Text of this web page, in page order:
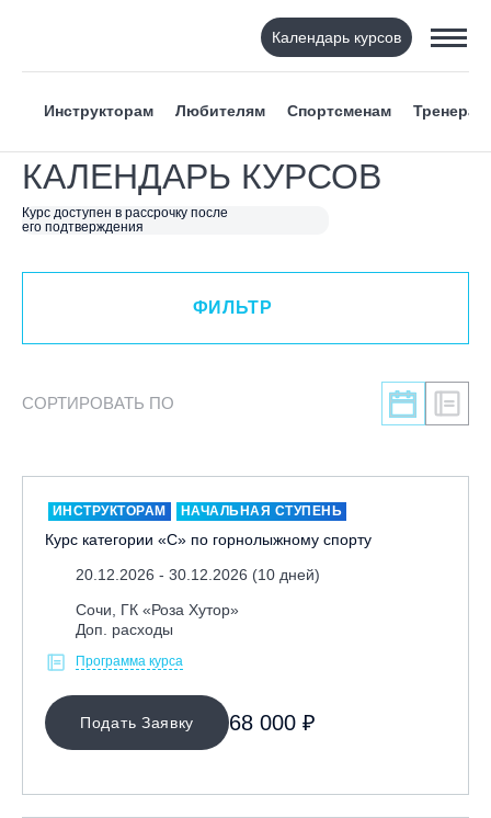
Календарь курсов
Инструкторам Любителям Спортсменам Тренерам
КАЛЕНДАРЬ КУРСОВ
Курс доступен в рассрочку после
его подтверждения
ФИЛЬТР
ВИД СПОРТА
Я ХОЧУ
КАТЕГОРИЯ
ЛЕКТОР
МЕСТО ПРОВЕДЕНИЯ
Байкальск, ГЛЦ «Гора Соболиная»
ФИЛЬТР
СОРТИРОВАТЬ ПО
ИНСТРУКТОРАМ НАЧАЛЬНАЯ СТУПЕНЬ
Курс категории «С» по горнолыжному спорту
20.12.2026 - 30.12.2026 (10 дней)
Сочи, ГК «Роза Хутор»
Доп. расходы
Программа курса
Подать Заявку 68 000 ₽